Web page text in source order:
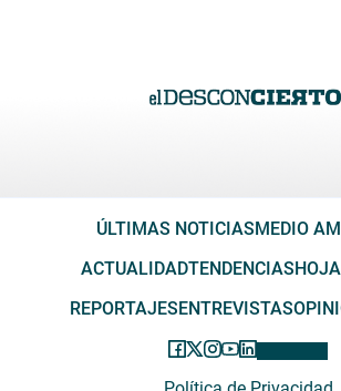
ÚLTIMAS NOTICIASMEDIO
ACTUALIDADTENDENCIAS
REPORTAJESENTREVISTAS